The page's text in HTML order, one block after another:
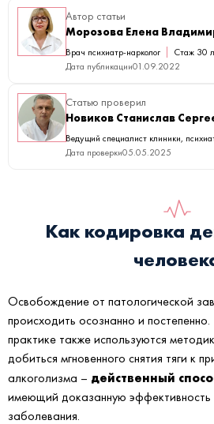
Автор статьи
Морозова Елена
Врач психиатр-нарколог
Стаж 30
Дата публикации01.09.2022
Статью проверил
Новиков Станислав
Ведущий специалист клиники,
Дата проверки05.05.2025
Как кодировка
Освобождение от патологической
происходить осознанно и
практике также используются
добиться мгновенного снятия тяги к
алкоголизма – действенный
имеющий доказанную
заболевания.